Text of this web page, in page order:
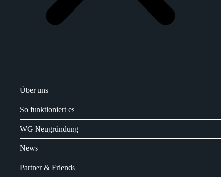
Über uns
So funktioniert es
WG Neugründung
News
Partner & Friends